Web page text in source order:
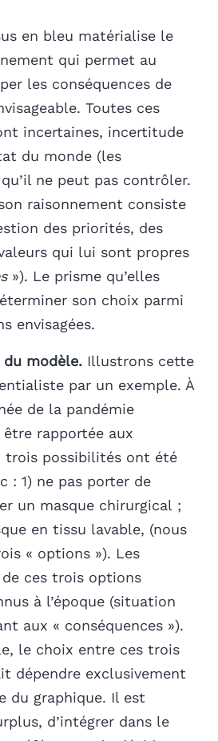
en bleu matérialise le
qui permet au
les conséquences de
Toutes ces
incertaines, incertitude
du monde (les
ne peut pas contrôler.
raisonnement consiste
des priorités, des
qui lui sont propres
»). Le prisme qu’elles
son choix parmi
envisagées.
modèle. Illustrons cette
par un exemple. À
de la pandémie
rapportée aux
trois possibilités ont été
: 1) ne pas porter de
un masque chirurgical ;
en tissu lavable, (nous
« options »). Les
ces trois options
à l’époque (situation
aux « conséquences »).
le choix entre ces trois
dépendre exclusivement
du graphique. Il est
d’intégrer dans le